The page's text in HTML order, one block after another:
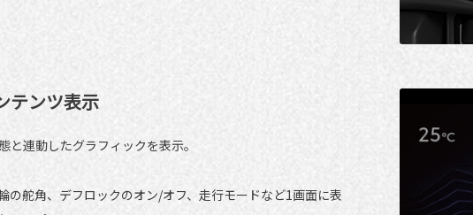
テンツ表示
と連動したグラフィックを表示。
の舵角、デフロックのオン/オフ、走行モードなど1画面に表